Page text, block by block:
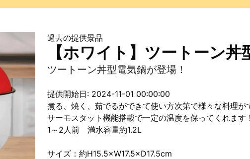
過去の提供景品
【ホワイト】ツートーン丼
ツートーン丼型電気鍋が登場！
提供開始日: 2024-11-01 00:00:00
煮る、焼く、茹でるができて使い方次第で様々な料理が
サーモスタット機能搭載で一定の温度を保ってくれます
1～2人前 満水容量約1.2L
サイズ：約H15.5×W17.5×D17.5cm